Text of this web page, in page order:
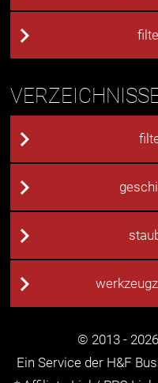
© 2013 -
Ein Service der H&F